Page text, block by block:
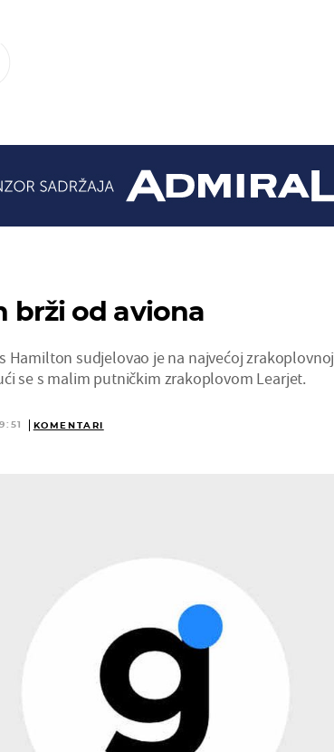
brži od aviona
Hamilton sudjelovao je na najvećoj zrakoplovnoj
se s malim putničkim zrakoplovom Learjet.
KOMENTARI